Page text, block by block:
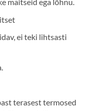
ei teki lihtsasti
terasest termosed